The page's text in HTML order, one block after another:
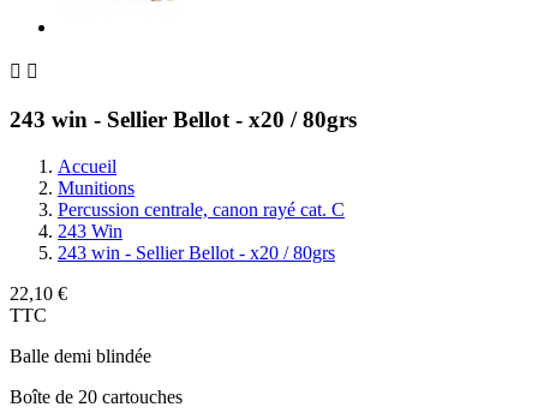
 
243 win - Sellier Bellot - x20 / 80grs
Accueil
Munitions
Percussion centrale, canon rayé cat. C
243 Win
243 win - Sellier Bellot - x20 / 80grs
22,10 €
TTC
Balle demi blindée
Boîte de 20 cartouches